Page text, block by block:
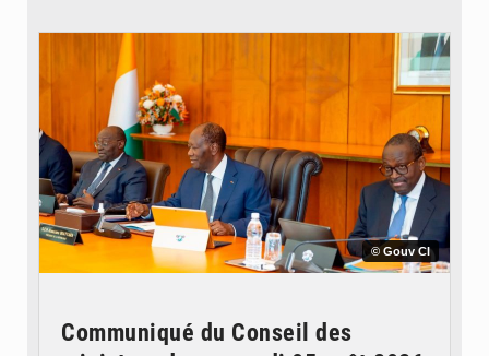
© Gouv CI
Communiqué du Conseil des